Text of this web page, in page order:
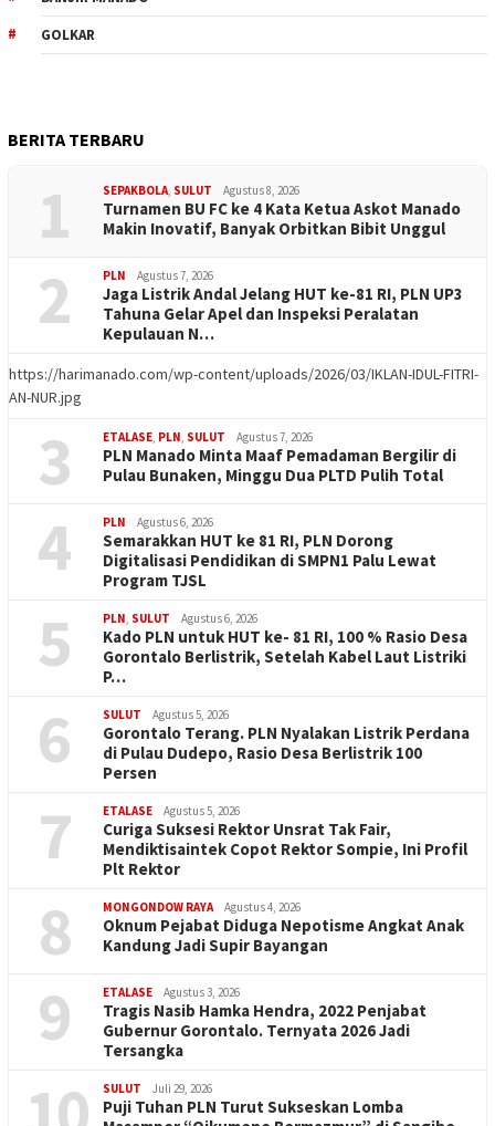
GOLKAR
BERITA TERBARU
1 SEPAKBOLA, SULUT Agustus 8, 2026
Turnamen BU FC ke 4 Kata Ketua Askot Manado
Makin Inovatif, Banyak Orbitkan Bibit Unggul
2 PLN Agustus 7, 2026
Jaga Listrik Andal Jelang HUT ke-81 RI, PLN UP3
Tahuna Gelar Apel dan Inspeksi Peralatan
Kepulauan N…
https://harimanado.com/wp-content/uploads/2026/03/IKLAN-IDUL-FITRI-
AN-NUR.jpg
3 ETALASE, PLN, SULUT Agustus 7, 2026
PLN Manado Minta Maaf Pemadaman Bergilir di
Pulau Bunaken, Minggu Dua PLTD Pulih Total
4 PLN Agustus 6, 2026
Semarakkan HUT ke 81 RI, PLN Dorong
Digitalisasi Pendidikan di SMPN1 Palu Lewat
Program TJSL
5 PLN, SULUT Agustus 6, 2026
Kado PLN untuk HUT ke- 81 RI, 100 % Rasio Desa
Gorontalo Berlistrik, Setelah Kabel Laut Listriki
P…
6 SULUT Agustus 5, 2026
Gorontalo Terang. PLN Nyalakan Listrik Perdana
di Pulau Dudepo, Rasio Desa Berlistrik 100
Persen
7 ETALASE Agustus 5, 2026
Curiga Suksesi Rektor Unsrat Tak Fair,
Mendiktisaintek Copot Rektor Sompie, Ini Profil
Plt Rektor
8 MONGONDOW RAYA Agustus 4, 2026
Oknum Pejabat Diduga Nepotisme Angkat Anak
Kandung Jadi Supir Bayangan
9 ETALASE Agustus 3, 2026
Tragis Nasib Hamka Hendra, 2022 Penjabat
Gubernur Gorontalo. Ternyata 2026 Jadi
Tersangka
SULUT Juli 29, 2026
Puji Tuhan PLN Turut Sukseskan Lomba